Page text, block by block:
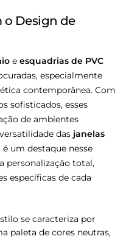
o Design de
e esquadrias de PVC
especialmente
contemporânea. Com
sofisticados, esses
de ambientes
das janelas
é um destaque nesse
personalização total,
específicas de cada
se caracteriza por
paleta de cores neutras,